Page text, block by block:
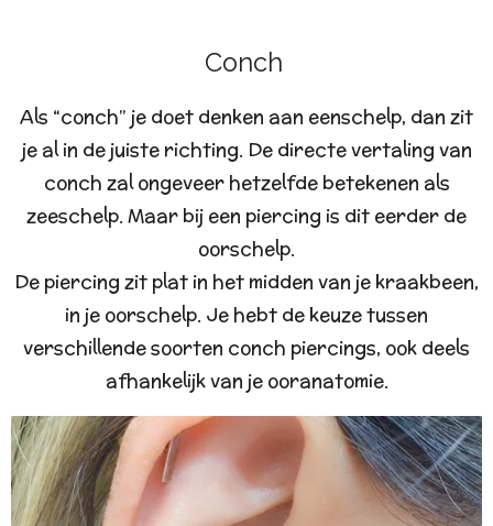
Conch
Als “conch” je doet denken aan eenschelp, dan zit
je al in de juiste richting. De directe vertaling van
conch zal ongeveer hetzelfde betekenen als
zeeschelp. Maar bij een piercing is dit eerder de
oorschelp.
De piercing zit plat in het midden van je kraakbeen,
in je oorschelp. Je hebt de keuze tussen
verschillende soorten conch piercings, ook deels
afhankelijk van je ooranatomie.